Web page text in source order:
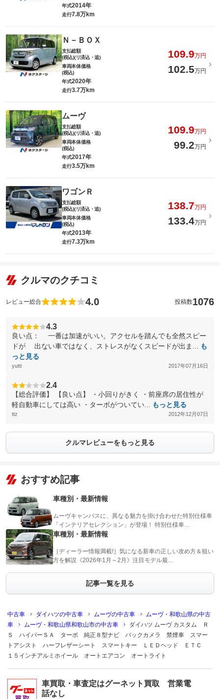
年式2014年
走行7.8万km
Ｎ－ＢＯＸ
支払総額
(税込)(リ済込・追)
109.9万円
車両本体価格
(税込)
102.5万円
年式2020年
走行3.7万km
ムーヴ
支払総額
(税込)(リ済込・追)
109.9万円
車両本体価格
(税込)
99.2万円
年式2017年
走行3.5万km
ワゴンＲ
支払総額
(税込)(リ済込・追)
138.7万円
車両本体価格
(税込)
133.4万円
年式2013年
走行7.3万km
クルマのクチコミ
レビュー総合 4.0 投稿数1076
4.3
良い点： 一番は加速がいい。アクセルを踏んでも全然スピー
ドが 出ない車ではなく、ストレスがなくスピードが出ま...
も
っと見る
yutti 2017年07月16日
2.4
【総合評価】 【良い点】 ・小回りがきく ・前座席の居住性が
軽自動車にしては高い ・ターボがついてい...
もっと見る
ttz 2012年12月07日
クルマレビューをもっと見る
おすすめ記事
車種別・最新情報
ムーヴキャンバスに、異なる魅力を掛け合わせた特別仕様車
「インテリアセレクション」が登場！ 特別仕様車…
車種別・最新情報
［ディーラー情報満載!］気になる新車の正しい攻め方＆狙い
方を解説《2026年1月～2月》注目モデル最…
記事一覧を見る
中古車 ダイハツの中古車 ムーヴの中古車
ムーヴ・和歌山県の中古
車
ムーヴ・和歌山県和歌山市の中古車
ダイハツ ムーヴ カスタム Ｒ
Ｓ ハイパーＳＡ ターボ 純正８型ナビ バックカメラ 禁煙車 スマー
トアシスト ハーフレザーシート スマートキー ＬＥＤヘッド ＥＴＣ
１５インチアルミホイール オートエアコン オートライト
車買取・車査定はグーネット買取 営業電
話なし